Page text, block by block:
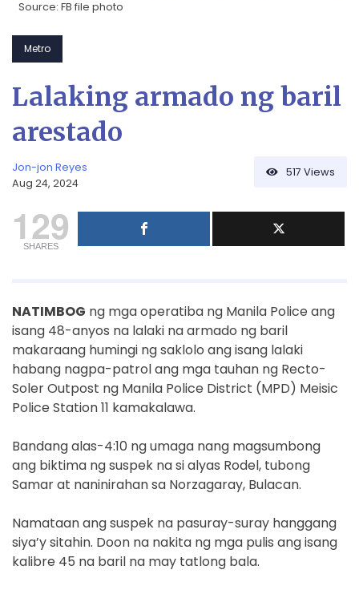
Source: FB file photo
Metro
Lalaking armado ng baril
arestado
Jon-jon Reyes
Aug 24, 2024
517 Views
129
SHARES
NATIMBOG ng mga operatiba ng Manila Police ang
isang 48-anyos na lalaki na armado ng baril
makaraang humingi ng saklolo ang isang lalaki
habang nagpa-patrol ang mga tauhan ng Recto-
Soler Outpost ng Manila Police District (MPD) Meisic
Police Station 11 kamakalawa.
Bandang alas-4:10 ng umaga nang magsumbong
ang biktima ng suspek na si alyas Rodel, tubong
Samar at naninirahan sa Norzagaray, Bulacan.
Namataan ang suspek na pasuray-suray hanggang
siya’y sitahin. Doon na nakita ng mga pulis ang isang
kalibre 45 na baril na may tatlong bala.